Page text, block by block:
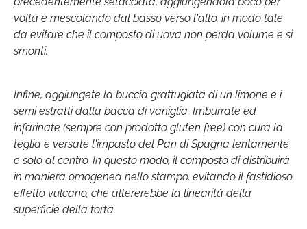
volta e mescolando dal basso verso l'alto, in modo tale
da evitare che il composto di uova non perda volume e si
smonti.
Infine, aggiungete la buccia grattugiata di un limone e i
semi estratti dalla bacca di vaniglia. Imburrate ed
infarinate (sempre con prodotto gluten free) con cura la
teglia e versate l'impasto del Pan di Spagna lentamente
e solo al centro. In questo modo, il composto di distribuirà
in maniera omogenea nello stampo, evitando il fastidioso
effetto vulcano, che altererebbe la linearità della
superficie della torta.